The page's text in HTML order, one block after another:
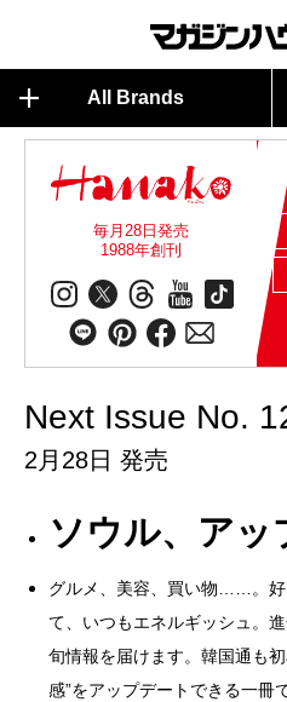
All Brands
毎月28日発売
1988年創刊
Next Issue No.
2月28日 発売
ソウル、アッ
グルメ、美容、買い物……。
て、いつもエネルギッシュ。
旬情報を届けます。韓国通も
感”をアップデートできる一冊